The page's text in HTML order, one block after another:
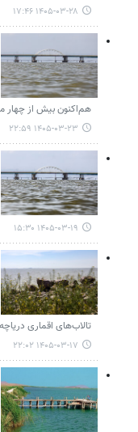
۱۴۰۵-۰۳-۲۸ ۱۷:۴۶
هم‌اکنون بیش از چهار
۱۴۰۵-۰۳-۲۳ ۲۲:۵۹
۱۴۰۵-۰۳-۱۹ ۱۵:۳۰
تالاب‌های اقماری
۱۴۰۵-۰۳-۱۷ ۲۲:۰۲